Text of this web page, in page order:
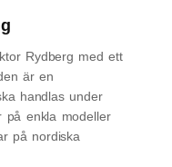
Rydberg med ett
är en
handlas under
på enkla modeller
på nordiska